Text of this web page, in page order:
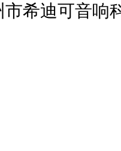
市希迪可音响